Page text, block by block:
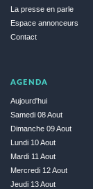
La presse en parle
Espace annonceurs
Contact
AGENDA
Aujourd'hui
Samedi 08 Aout
Dimanche 09 Aout
Lundi 10 Aout
Mardi 11 Aout
Mercredi 12 Aout
Jeudi 13 Aout